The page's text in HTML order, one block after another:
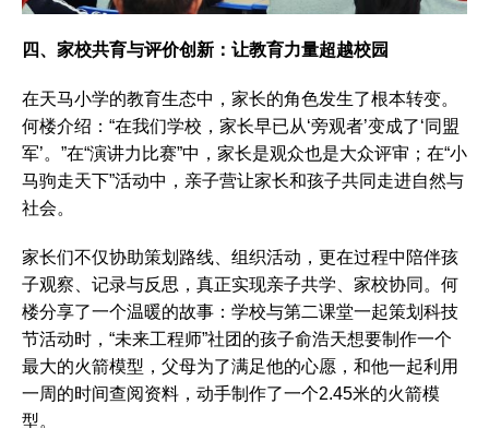
四、家校共育与评价创新：让教育力量超越校园
在天马小学的教育生态中，家长的角色发生了根本转变。
何楼介绍：“在我们学校，家长早已从‘旁观者’变成了‘同盟
军’。”在“演讲力比赛”中，家长是观众也是大众评审；在“小
马驹走天下”活动中，亲子营让家长和孩子共同走进自然与
社会。
家长们不仅协助策划路线、组织活动，更在过程中陪伴孩
子观察、记录与反思，真正实现亲子共学、家校协同。何
楼分享了一个温暖的故事：学校与第二课堂一起策划科技
节活动时，“未来工程师”社团的孩子俞浩天想要制作一个
最大的火箭模型，父母为了满足他的心愿，和他一起利用
一周的时间查阅资料，动手制作了一个2.45米的火箭模
型。